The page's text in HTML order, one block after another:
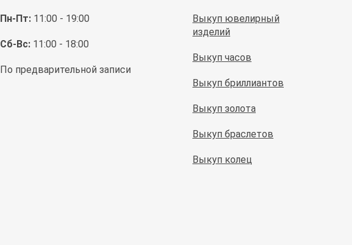
Пн-Пт: 11:00 - 19:00
Сб-Вс: 11:00 - 18:00
По предварительной записи
Выкуп ювелирный
изделий
Выкуп часов
Выкуп бриллиантов
Выкуп золота
Выкуп браслетов
Выкуп колец